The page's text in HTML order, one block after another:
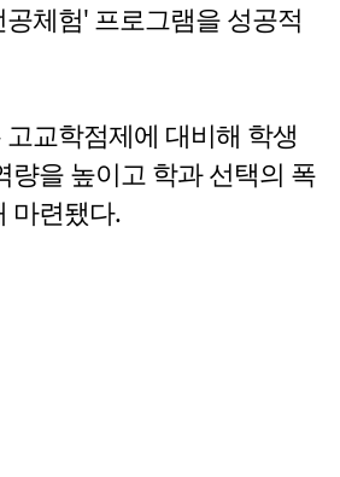
체험' 프로그램을 성공적
교학점제에 대비해 학생
량을 높이고 학과 선택의 폭
마련됐다.